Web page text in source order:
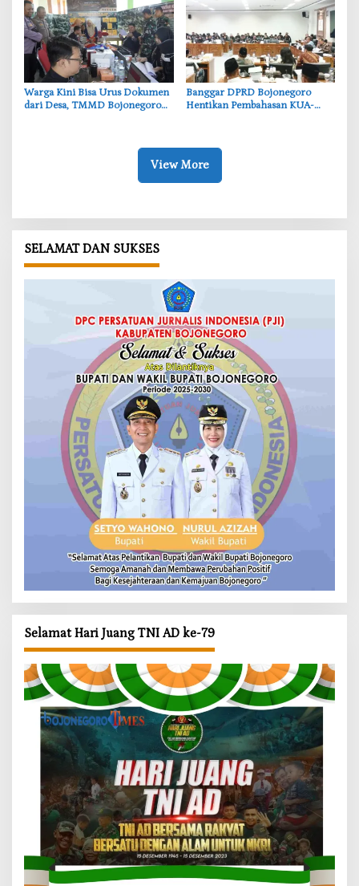
‎Warga Kini Bisa Urus Dokumen
dari Desa, TMMD Bojonegoro
‎Banggar DPRD Bojonegoro
Hentikan Pembahasan KUA-
View More
SELAMAT DAN SUKSES
Selamat Hari Juang TNI AD ke-79